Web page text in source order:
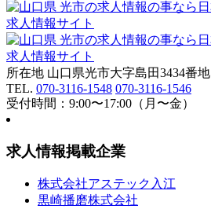
所在地 山口県光市大字島田3434番地
TEL. 070-3116-1548 070-3116-1546
受付時間：9:00〜17:00（月〜金）
求人情報掲載企業
株式会社アステック入江
黒崎播磨株式会社